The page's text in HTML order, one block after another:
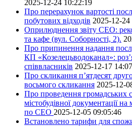
2025-12-24 10:22:19
Про перерахунок вартості
побутових відходів 2025-12-
Оприлюднення звіту СЕО:
та кафе (вул. Соборності, 2).
Про припинення надання
КП «Козелецьводоканал»:
співвласників 2025-12-17
Про скликання п’ятдесят
восьмого скликання 2025-12-
Про проведення громадських
містобудівної документації на
по СЕО 2025-12-05 09:05:46
Встановлено тарифи для